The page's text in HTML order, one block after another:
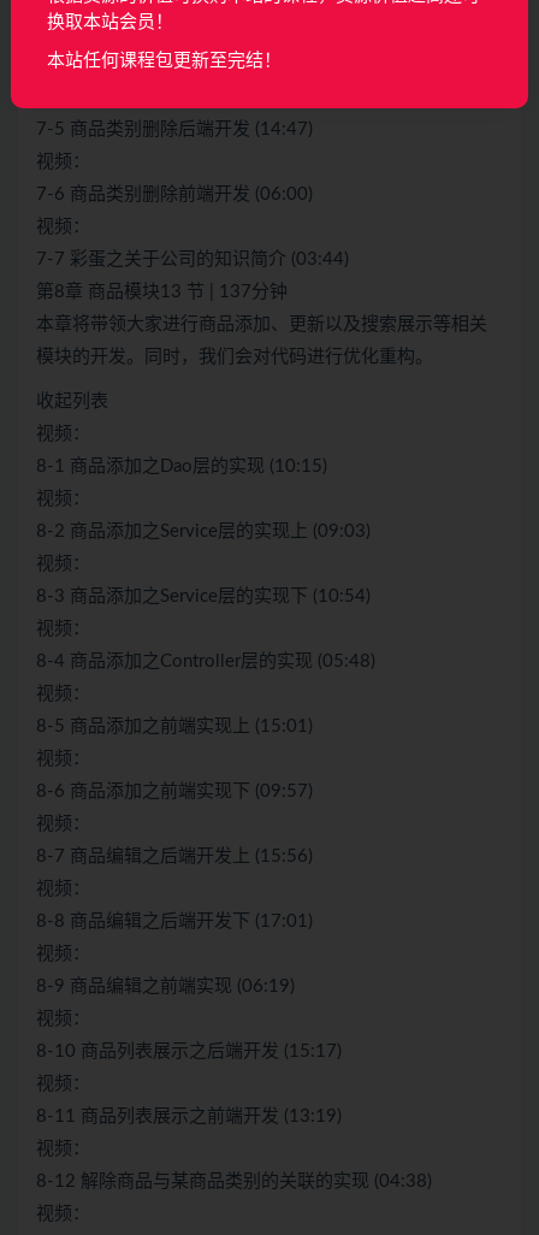
视频：
7-4 商品类别批量添加的前端开发 (08:02)
7-5 商品类别删除后端开发 (14:47)
视频：
7-6 商品类别删除前端开发 (06:00)
视频：
7-7 彩蛋之关于公司的知识简介 (03:44)
第8章 商品模块13 节 | 137分钟
本章将带领大家进行商品添加、更新以及搜索展示等相关
模块的开发。同时，我们会对代码进行优化重构。
收起列表
视频：
8-1 商品添加之Dao层的实现 (10:15)
视频：
8-2 商品添加之Service层的实现上 (09:03)
视频：
8-3 商品添加之Service层的实现下 (10:54)
视频：
8-4 商品添加之Controller层的实现 (05:48)
视频：
8-5 商品添加之前端实现上 (15:01)
视频：
8-6 商品添加之前端实现下 (09:57)
视频：
8-7 商品编辑之后端开发上 (15:56)
视频：
8-8 商品编辑之后端开发下 (17:01)
视频：
8-9 商品编辑之前端实现 (06:19)
视频：
8-10 商品列表展示之后端开发 (15:17)
视频：
8-11 商品列表展示之前端开发 (13:19)
视频：
8-12 解除商品与某商品类别的关联的实现 (04:38)
视频：
换取本站会员！
本站任何课程包更新至完结！